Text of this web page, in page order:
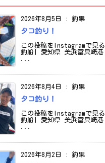
2026年8月5日 : 釣果
タコ釣り！
この投稿をInstagramで見
釣船| 愛知県 美浜冨具崎
...
2026年8月4日 : 釣果
タコ釣り！
この投稿をInstagramで見
釣船| 愛知県 美浜冨具崎
...
2026年8月2日 : 釣果